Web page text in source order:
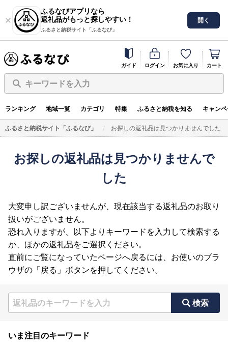
ふるなびアプリなら
返礼品がもっと探しやすい！
ふるさと納税サイト「ふるなび」
開く
ガイド ログイン お気に入り カート
キーワードを入力
ランキング 地域一覧 カテゴリ 特集 ふるさと納税を知る キャン
ふるさと納税サイト「ふるなび」 お探しの返礼品は見つかりませんでした
お探しの返礼品は見つかりませんで
した
大変申し訳ございませんが、現在該当する返礼品のお取り
扱いがございません。
恐れ入りますが、以下よりキーワードを入力して検索する
か、ほかの返礼品をご選択ください。
直前にご覧になっていたページへ戻るには、お使いのブラ
ウザの「戻る」ボタンを押してください。
検索
いま注目のキーワード